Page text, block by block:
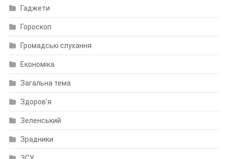
Гаджети
Гороскоп
Громадські слухання
Економіка
Загальна тема
Здоров'я
Зеленський
Зрадники